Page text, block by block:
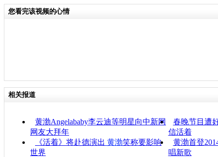
您看完该视频的心情
相关报道
黄渤Angelababy李云迪等明星向中新网
网友大拜年
春晚节目遭
信活着
《活着》将赴德演出 黄渤笑称要影响
世界
黄渤首登
唱新歌